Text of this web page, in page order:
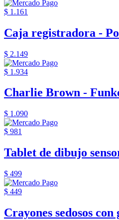
$ 1.161
Caja registradora -
$ 2.149
$ 1.934
Charlie Brown -
$ 1.090
$ 981
Tablet de dibujo
$ 499
$ 449
Crayones sedosos